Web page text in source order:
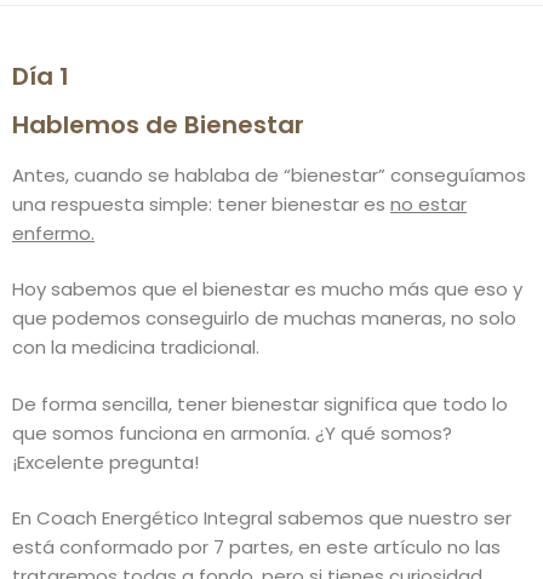
Día 1
Hablemos de Bienestar
Antes, cuando se hablaba de “bienestar” conseguíamos
una respuesta simple: tener bienestar es no estar
enfermo.
Hoy sabemos que el bienestar es mucho más que eso y
que podemos conseguirlo de muchas maneras, no solo
con la medicina tradicional.
De forma sencilla, tener bienestar significa que todo lo
que somos funciona en armonía. ¿Y qué somos?
¡Excelente pregunta!
En Coach Energético Integral sabemos que nuestro ser
está conformado por 7 partes, en este artículo no las